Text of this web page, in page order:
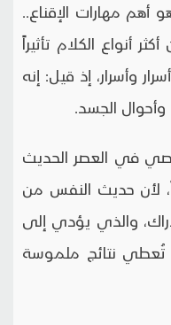
أهم مهارات الإقناع..
أنواع الكلام تأثيراً
وأسرار، إذ قيل: إنه
الجسد.
في العصر الحديث
لأن حديث النفس من
والذي يؤدي إلى
تُعطي نتائج ملموسة